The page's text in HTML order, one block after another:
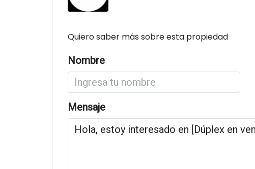
Quiero saber más sobre esta propiedad
Nombre
Mensaje